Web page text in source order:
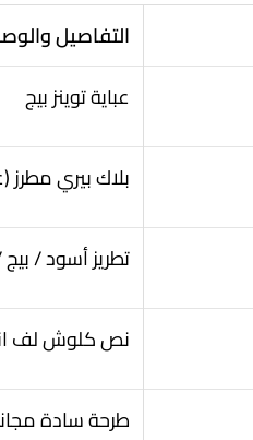
التفاصيل
عباية توينز بيج
بلاك بيري
تطريز أسود /
نص كلوش لف
طرحة سادة